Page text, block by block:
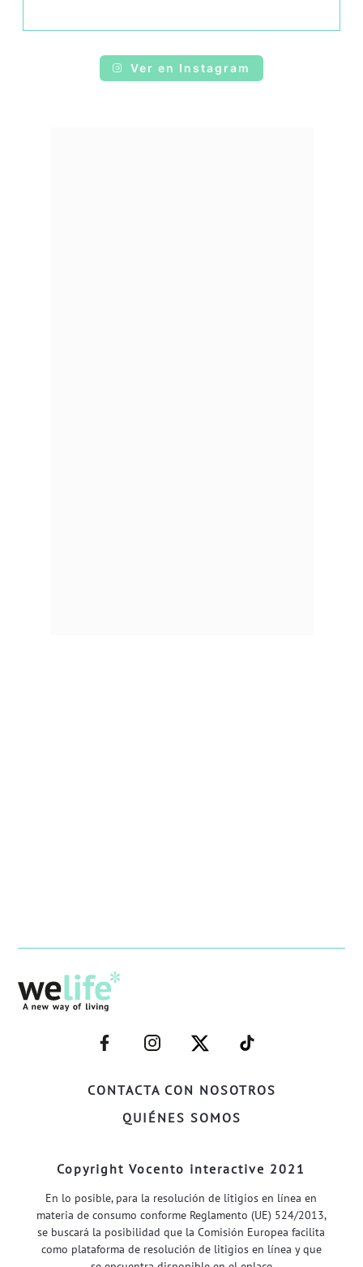
Ver en Instagram
CONTACTA CON NOSOTROS
QUIÉNES SOMOS
–
FACEBOOK–
–
INSTAGRAM–
–
TWITTER–
–
WELIFE–
Copyright Vocento interactive 2021
En lo posible, para la resolución de litigios en línea en
materia de consumo conforme Reglamento (UE) 524/2013,
se buscará la posibilidad que la Comisión Europea facilita
como plataforma de resolución de litigios en línea y que